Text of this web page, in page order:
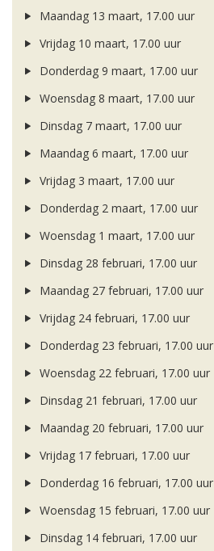
Maandag 13 maart, 17.00 uur
Vrijdag 10 maart, 17.00 uur
Donderdag 9 maart, 17.00 uur
Woensdag 8 maart, 17.00 uur
Dinsdag 7 maart, 17.00 uur
Maandag 6 maart, 17.00 uur
Vrijdag 3 maart, 17.00 uur
Donderdag 2 maart, 17.00 uur
Woensdag 1 maart, 17.00 uur
Dinsdag 28 februari, 17.00 uur
Maandag 27 februari, 17.00 uur
Vrijdag 24 februari, 17.00 uur
Donderdag 23 februari, 17.00 uur
Woensdag 22 februari, 17.00 uur
Dinsdag 21 februari, 17.00 uur
Maandag 20 februari, 17.00 uur
Vrijdag 17 februari, 17.00 uur
Donderdag 16 februari, 17.00 uur
Woensdag 15 februari, 17.00 uur
Dinsdag 14 februari, 17.00 uur